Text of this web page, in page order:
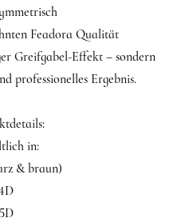
Feadora Qualität
Greifgabel-Effekt – sondern
professionelles Ergebnis.
in:
& braun)
5D